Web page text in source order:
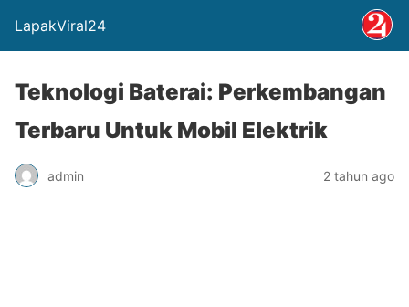
LapakViral24
Teknologi Baterai: Perkembangan
Terbaru Untuk Mobil Elektrik
admin 2 tahun ago